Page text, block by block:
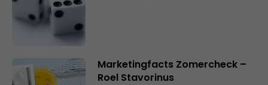
Marketingfacts Zomercheck –
Roel Stavorinus